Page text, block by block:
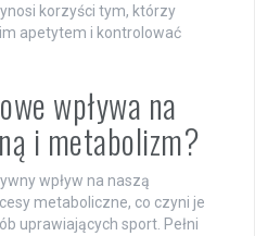
korzyści tym, którzy
apetytem i kontrolować
wpływa na
i metabolizm?
wpływ na naszą
metaboliczne, co czyni je
uprawiających sport. Pełni